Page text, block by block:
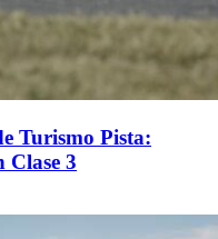
Turismo Pista:
Clase 3